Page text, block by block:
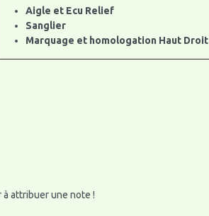
Aigle et Ecu Relief
Sanglier
Marquage et homologation Haut Droit
attribuer une note !